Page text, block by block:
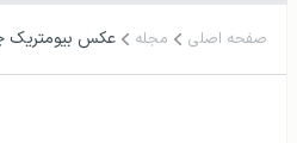
صفحه اصلی مجله عکس